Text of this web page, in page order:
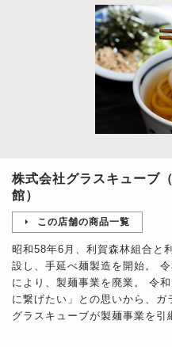
株式会社グラスキューブ
館）
この店舗の商品一覧
昭和58年6月、利賀森林組合と
設し、手延べ麺製造を開始。
により、製麺事業を廃業。 令
に繋げたい」との思いから、
グラスキューブが製麺事業を引